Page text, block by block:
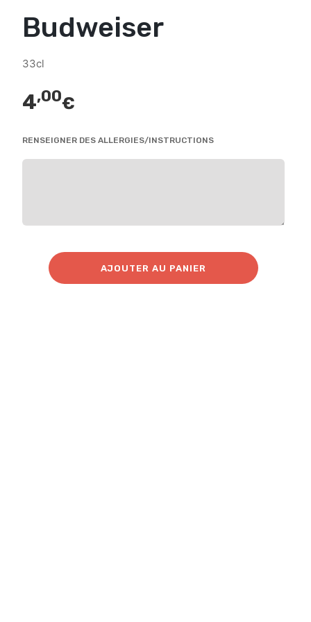
Budweiser
33cl
4,00€
RENSEIGNER DES ALLERGIES/INSTRUCTIONS
AJOUTER AU PANIER